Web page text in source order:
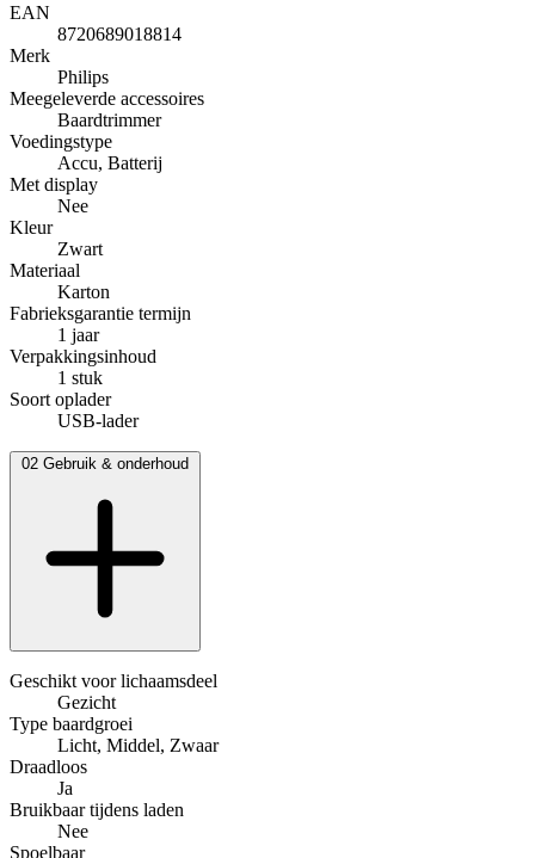
EAN
8720689018814
Merk
Philips
Meegeleverde accessoires
Baardtrimmer
Voedingstype
Accu, Batterij
Met display
Nee
Kleur
Zwart
Materiaal
Karton
Fabrieksgarantie termijn
1 jaar
Verpakkingsinhoud
1 stuk
Soort oplader
USB-lader
02 Gebruik & onderhoud
Geschikt voor lichaamsdeel
Gezicht
Type baardgroei
Licht, Middel, Zwaar
Draadloos
Ja
Bruikbaar tijdens laden
Nee
Spoelbaar